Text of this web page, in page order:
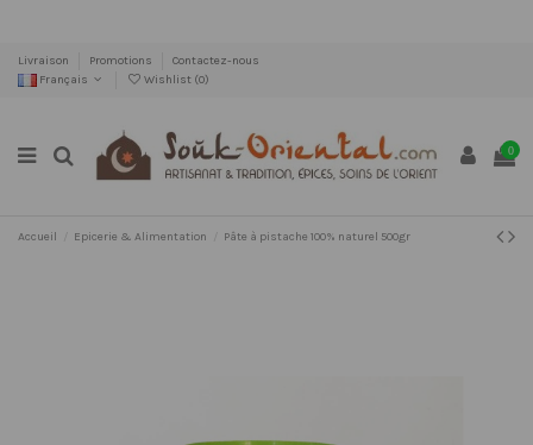
Livraison Promotions
Contactez-nous
Français
Wishlist (0)
0
Accueil Epicerie & Alimentation Pâte à pistache 100% naturel 500gr